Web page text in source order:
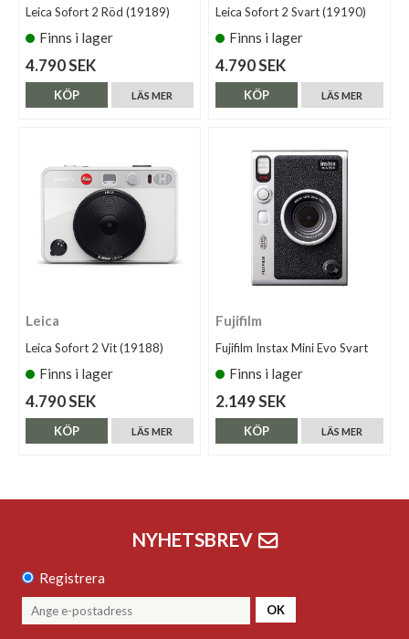
Leica Sofort 2 Röd (19189)
Finns i lager
4.790 SEK
LÄS MER
KÖP
Leica Sofort 2 Svart (19190)
Finns i lager
4.790 SEK
LÄS MER
KÖP
Leica
Leica Sofort 2 Vit (19188)
Finns i lager
4.790 SEK
LÄS MER
KÖP
Fujifilm
Fujifilm Instax Mini Evo Svart
Finns i lager
2.149 SEK
LÄS MER
KÖP
NYHETSBREV
Registrera
OK